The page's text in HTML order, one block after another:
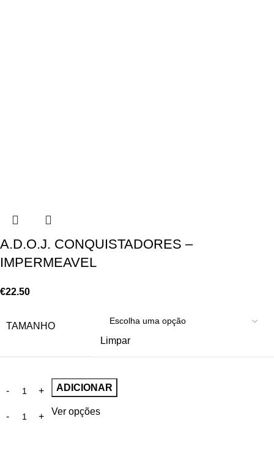
A.D.O.J. CONQUISTADORES –
IMPERMEAVEL
€22.50
TAMANHO
Limpar
ADICIONAR
Ver opções